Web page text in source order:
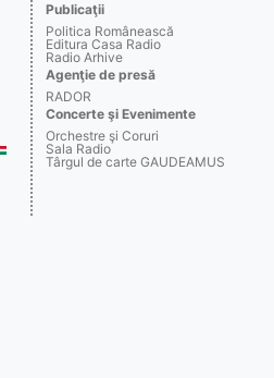
Publicaţii
Politica Românească
Editura Casa Radio
Radio Arhive
Agenţie de presă
RADOR
Concerte şi Evenimente
Orchestre şi Coruri
Sala Radio
Târgul de carte GAUDEAMUS